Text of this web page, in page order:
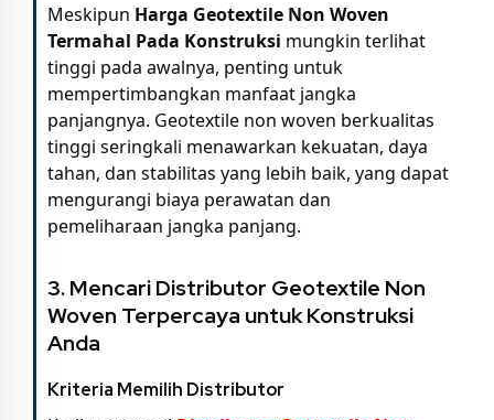
Meskipun Harga Geotextile Non Woven
Termahal Pada Konstruksi mungkin terlihat
tinggi pada awalnya, penting untuk
mempertimbangkan manfaat jangka
panjangnya. Geotextile non woven berkualitas
tinggi seringkali menawarkan kekuatan, daya
tahan, dan stabilitas yang lebih baik, yang dapat
mengurangi biaya perawatan dan
pemeliharaan jangka panjang.
3. MencariDistributor Geotextile Non
Woven Terpercaya untuk Konstruksi
Anda
Kriteria Memilih Distributor